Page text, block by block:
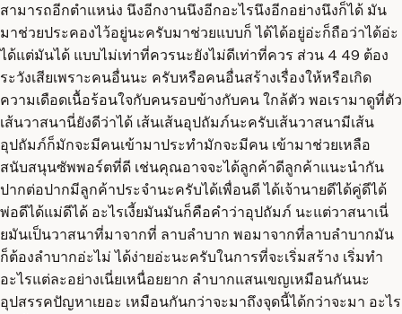
สามารถอีกตำแหน่ง นึงอีกงานนึงอีกอะไรนึงอีกอย่างนึงก็ได้ มัน
มาช่วยประคองไว้อยู่นะครับมาช่วยแบบก็ ได้ได้อยู่อ่ะก็ถือว่าได้อ่ะ
ได้แต่มันได้ แบบไม่เท่าที่ควรนะยังไม่ดีเท่าที่ควร ส่วน 4 49 ต้อง
ระวังเสียเพราะคนอื่นนะ ครับหรือคนอื่นสร้างเรื่องให้หรือเกิด
ความเดือดเนื้อร้อนใจกับคนรอบข้างกับคน ใกล้ตัว พอเรามาดูที่ตัว
เส้นวาสนานี่ยังดีว่าได้ เส้นเส้นอุปถัมภ์นะครับเส้นวาสนามีเส้น
อุปถัมภ์ก็มักจะมีคนเข้ามาประทำมักจะมีคน เข้ามาช่วยเหลือ
สนับสนุนซัพพอร์ตที่ดี เช่นคุณอาจจะได้ลูกค้าดีลูกค้าแนะนำกัน
ปากต่อปากมีลูกค้าประจำนะครับได้เพื่อนดี ได้เจ้านายดีได้คู่ดีได้
พ่อดีได้แม่ดีได้ อะไรเงี้ยมันมันก็คือคำว่าอุปถัมภ์ นะแต่วาสนาเนี่
ยมันเป็นวาสนาที่มาจากที่ ลาบลำบาก พอมาจากที่ลาบลำบากมัน
ก็ต้องลำบากอ่ะไม่ ได้ง่ายอ่ะนะครับในการที่จะเริ่มสร้าง เริ่มทำ
อะไรแต่ละอย่างเนี่ยเหนื่อยยาก ลำบากแสนเขญเหมือนกันนะ
อุปสรรคปัญหาเยอะ เหมือนกันกว่าจะมาถึงจุดนี้ได้กว่าจะมา อะไร